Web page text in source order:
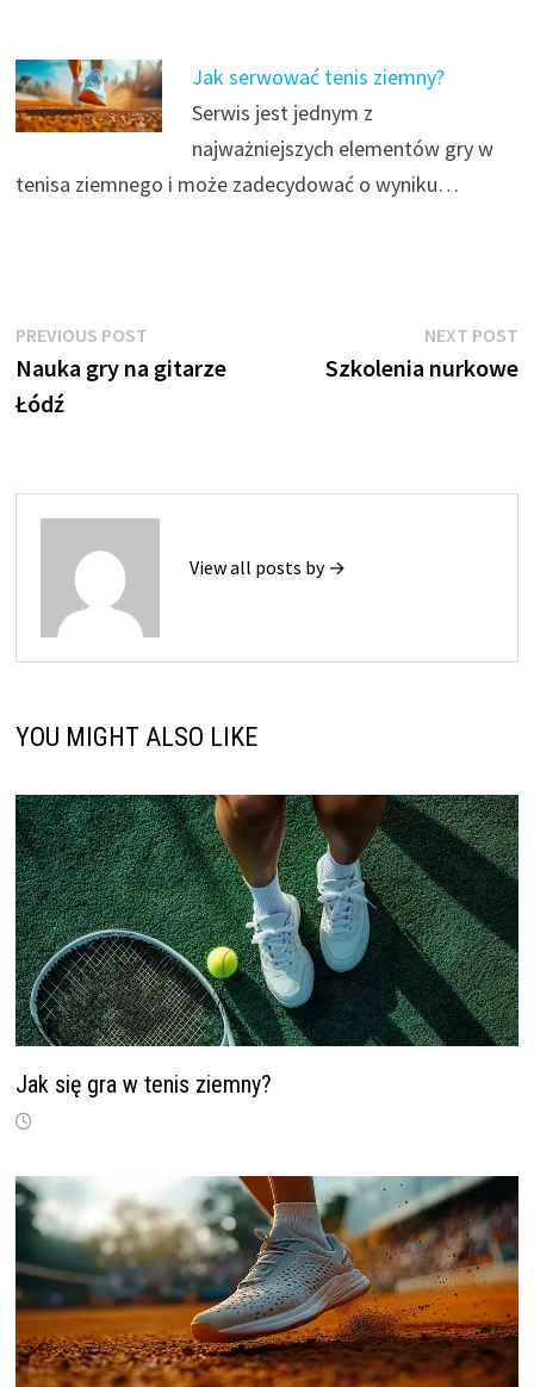
Jak serwować tenis ziemny?
Serwis jest jednym z
najważniejszych elementów gry w
tenisa ziemnego i może zadecydować o wyniku…
Nawigacja
wpisu
PREVIOUS POSTPrevious
post:
Nauka gry na gitarze
Łódź
NEXT POST
Szkolenia nurkowe
View all posts by →
YOU MIGHT ALSO LIKE
Jak się gra w tenis ziemny?